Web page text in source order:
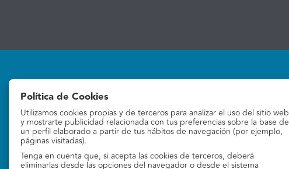
Subastas
Subastas online
La empresa
Contacto
Política de Cookies
Utilizamos cookies propias y de terceros para analizar el uso del sitio web
y mostrarte publicidad relacionada con tus preferencias sobre la base de
un perfil elaborado a partir de tus hábitos de navegación (por ejemplo,
páginas visitadas).
Tenga en cuenta que, si acepta las cookies de terceros, deberá
eliminarlas desde las opciones del navegador o desde el sistema